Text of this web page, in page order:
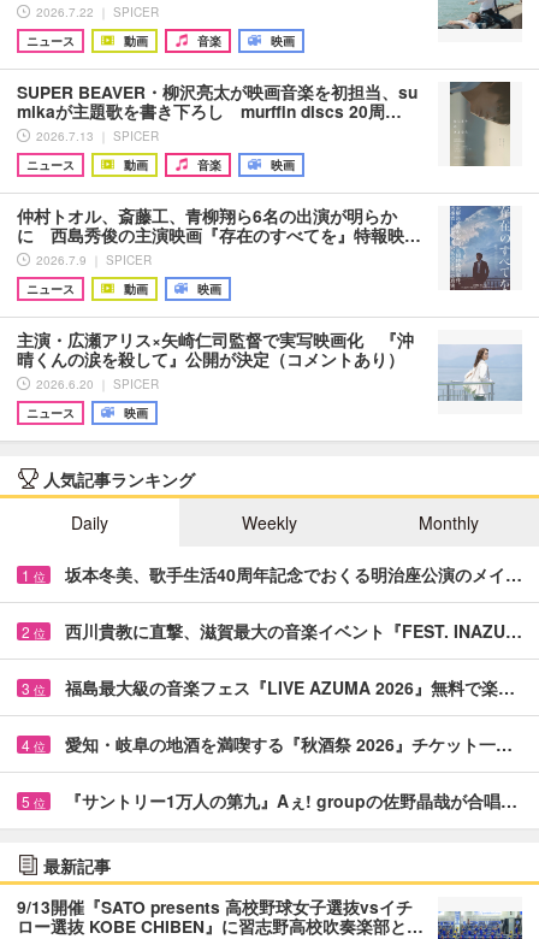
2026.7.22 ｜ SPICER
ニュース
動画 音楽 映画
SUPER BEAVER・柳沢亮太が映画音楽を初担当、su
mikaが主題歌を書き下ろし murffin discs 20周…
2026.7.13 ｜ SPICER
ニュース
動画 音楽 映画
仲村トオル、斎藤工、青柳翔ら6名の出演が明らか
に 西島秀俊の主演映画『存在のすべてを』特報映…
2026.7.9 ｜ SPICER
ニュース
動画 映画
主演・広瀬アリス×矢崎仁司監督で実写映画化 『沖
晴くんの涙を殺して』公開が決定（コメントあり）
2026.6.20 ｜ SPICER
ニュース
映画
人気記事ランキング
Daily
Weekly Monthly
1 位 坂本冬美、歌手生活40周年記念でおくる明治座公演のメイ…
2 位 西川貴教に直撃、滋賀最大の音楽イベント『FEST. INAZU…
3 位 福島最大級の音楽フェス『LIVE AZUMA 2026』無料で楽…
4 位 愛知・岐阜の地酒を満喫する『秋酒祭 2026』チケット一…
5 位 『サントリー1万人の第九』Aぇ! groupの佐野晶哉が合唱…
最新記事
9/13開催『SATO presents 高校野球女子選抜vsイチ
ロー選抜 KOBE CHIBEN』に習志野高校吹奏楽部と…